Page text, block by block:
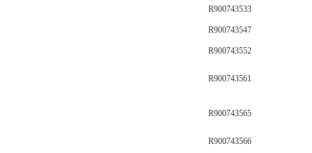
R900743533
R900743547
R900743552
R900743561
R900743565
R900743566